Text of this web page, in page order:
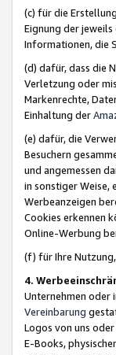
(c) für die
Eignung der
Informationen, die
(d) dafür, dass die
Verletzung oder
Markenrechte,
Einhaltung der
(e) dafür, die
Besuchern
und angemessen
in sonstiger Weise,
Werbeanzeigen
Cookies erkennen
Online-Werbung
(f) für Ihre
4.
Unternehmen oder
Vereinbarung
Logos von uns
E-Books,